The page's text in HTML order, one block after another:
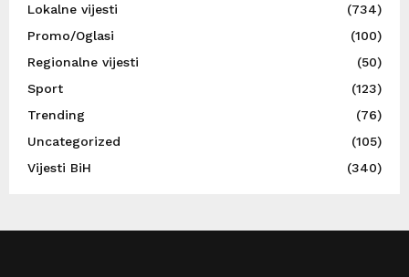
Lokalne vijesti
(734)
Promo/Oglasi
(100)
Regionalne vijesti
(50)
Sport
(123)
Trending
(76)
Uncategorized
(105)
Vijesti BiH
(340)